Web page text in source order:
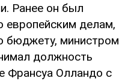
Ранее он был
европейским делам,
бюджету, министром
должность
Франсуа Олландо с